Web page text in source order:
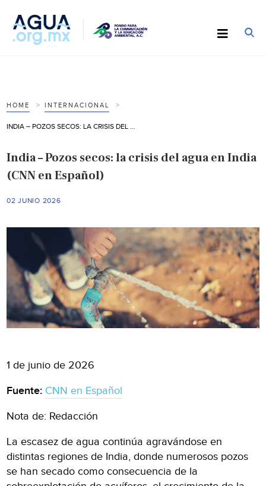
HOME INTERNACIONAL
India – Pozos secos: la crisis del agua en India
(CNN en Español)
02 JUNIO 2026
1 de junio de 2026
Fuente: CNN en Español
Nota de: Redacción
La escasez de agua continúa agravándose en
distintas regiones de India, donde numerosos pozos
se han secado como consecuencia de la